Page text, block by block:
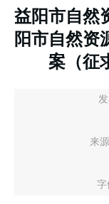
益阳市自然
阳市自然资
案（征
来
字